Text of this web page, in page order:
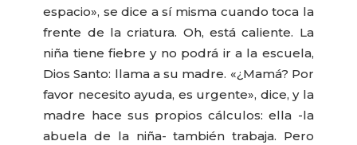
espacio», se dice a sí misma cuando toca la
frente de la criatura. Oh, está caliente. La
niña tiene fiebre y no podrá ir a la escuela,
Dios Santo: llama a su madre. «¿Mamá? Por
favor necesito ayuda, es urgente», dice, y la
madre hace sus propios cálculos: ella -la
abuela de la niña- también trabaja. Pero